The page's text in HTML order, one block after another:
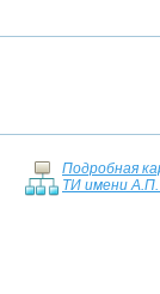
Подробная
ТИ имени А.П.